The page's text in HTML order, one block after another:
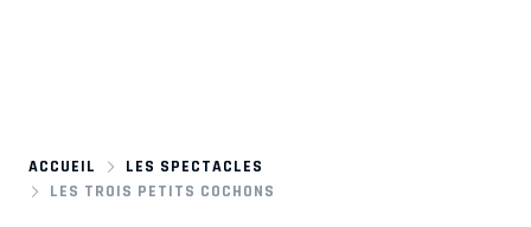
ACCUEIL
LES SPECTACLES
LES TROIS PETITS COCHONS